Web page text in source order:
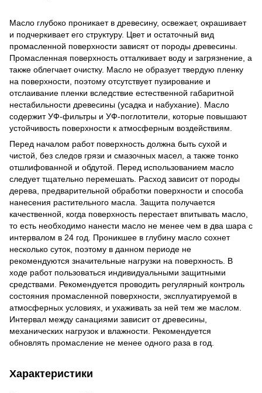
Масло глубоко проникает в древесину, освежает, окрашивает
и подчеркивает его структуру. Цвет и остаточный вид
промасленной поверхности зависят от породы древесины.
Промасленная поверхность отталкивает воду и загрязнение, а
также облегчает очистку. Масло не образует твердую пленку
на поверхности, поэтому отсутствует пузирование и
отслаивание пленки вследствие естественной габаритной
нестабильности древесины (усадка и набухание). Масло
содержит УФ-фильтры и УФ-поглотители, которые повышают
устойчивость поверхности к атмосферным воздействиям.
Перед началом работ поверхность должна быть сухой и
чистой, без следов грязи и смазочных масел, а также тонко
отшлифованной и обдутой. Перед использованием масло
следует тщательно перемешать. Расход зависит от породы
дерева, предварительной обработки поверхности и способа
нанесения растительного масла. Защита получается
качественной, когда поверхность перестает впитывать масло,
то есть необходимо нанести масло не менее чем в два шара с
интервалом в 24 год. Проникшее в глубину масло сохнет
несколько суток, поэтому в данном периоде не
рекомендуются значительные нагрузки на поверхность. В
ходе работ пользоваться индивидуальными защитными
средствами. Рекомендуется проводить регулярный контроль
состояния промасленной поверхности, эксплуатируемой в
атмосферных условиях, и ухаживать за ней тем же маслом.
Интервал между санациями зависит от древесины,
механических нагрузок и влажности. Рекомендуется
обновлять промасление не менее одного раза в год.
Характеристики